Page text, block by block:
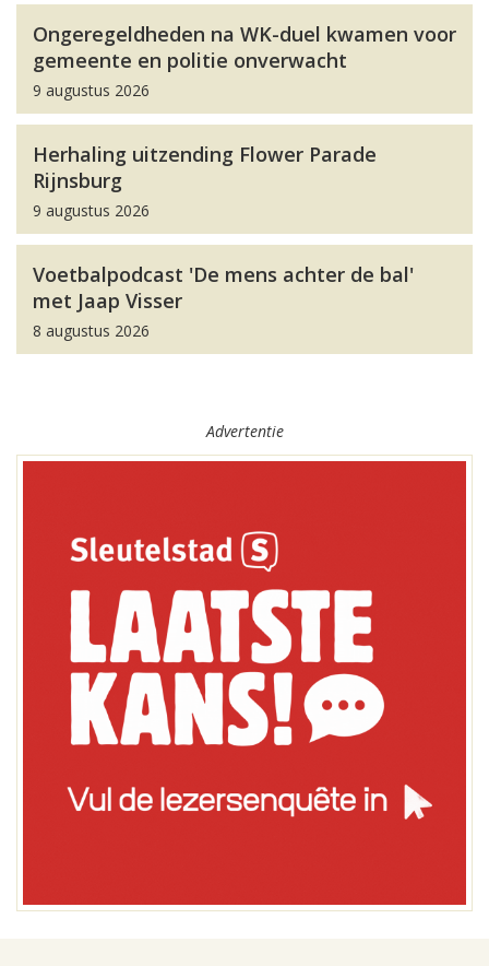
Ongeregeldheden na WK-duel kwamen voor
gemeente en politie onverwacht
9 augustus 2026
Herhaling uitzending Flower Parade
Rijnsburg
9 augustus 2026
Voetbalpodcast 'De mens achter de bal'
met Jaap Visser
8 augustus 2026
Advertentie